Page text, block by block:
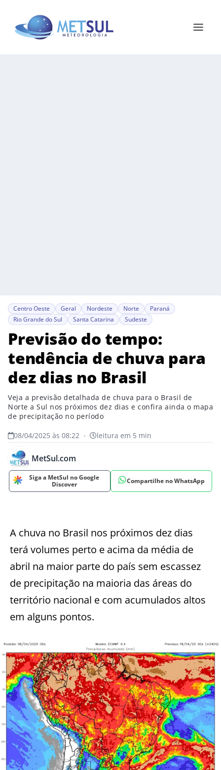
Centro Oeste Geral Nordeste Norte
Paraná
Rio Grande do Sul
Santa Catarina Sudeste
Previsão do tempo:
tendência de chuva para
dez dias no Brasil
Veja a previsão detalhada de chuva para o Brasil de
Norte a Sul nos próximos dez dias e confira ainda o mapa
de precipitação no período
08/04/2025 às 08:22 • leitura em 5 min
MetSul.com
Siga a MetSul no Google
Discover
Compartilhe no WhatsApp
A chuva no Brasil nos próximos dez dias
terá volumes perto e acima da média de
abril na maior parte do país sem escassez
de precipitação na maioria das áreas do
território nacional e com acumulados altos
em alguns pontos.